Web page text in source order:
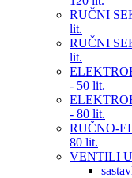
RUČNI
lit.
RUČNI
lit.
- 50 lit.
- 80 lit.
RUČNO-
80 lit.
VENTILI